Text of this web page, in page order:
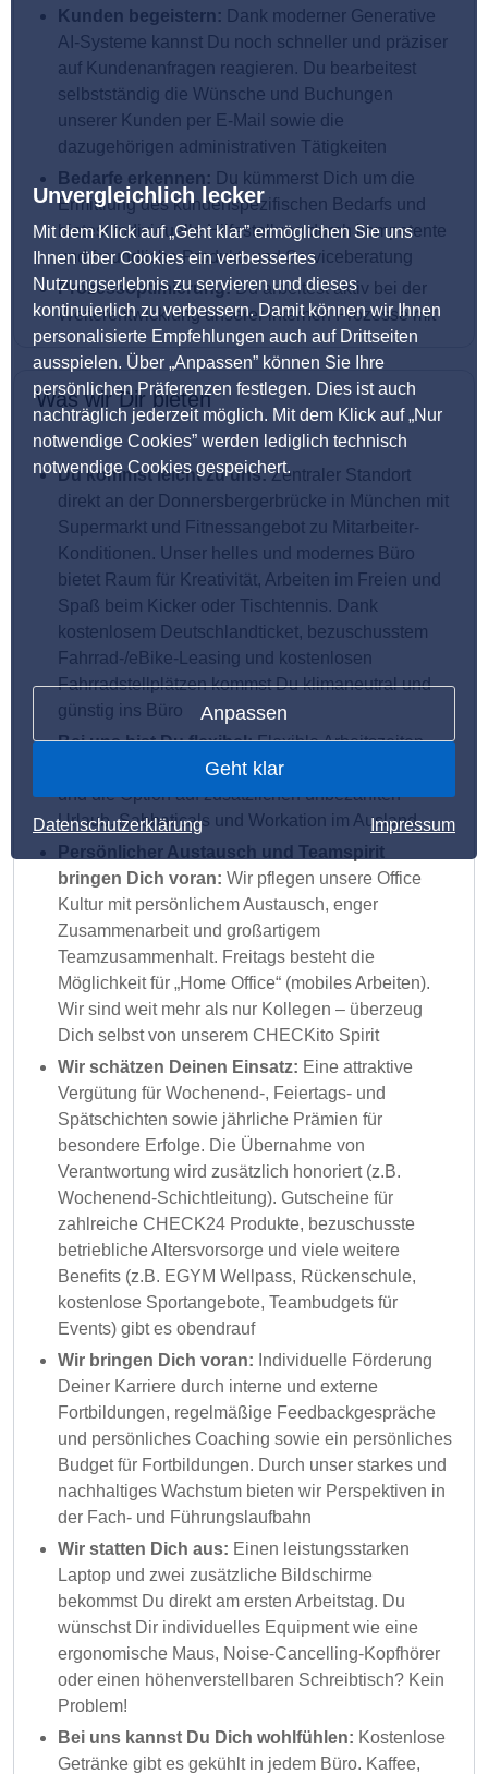
Unvergleichlich lecker
Mit dem Klick auf „Geht klar” ermöglichen Sie uns
Ihnen über Cookies ein verbessertes
Nutzungserlebnis zu servieren und dieses
kontinuierlich zu verbessern. Damit können wir Ihnen
personalisierte Empfehlungen auch auf Drittseiten
ausspielen. Über „Anpassen” können Sie Ihre
persönlichen Präferenzen festlegen. Dies ist auch
nachträglich jederzeit möglich. Mit dem Klick auf „Nur
notwendige Cookies” werden lediglich technisch
notwendige Cookies gespeichert.
Anpassen
Geht klar
Datenschutzerklärung Impressum
Kunden begeistern: Dank moderner Generative
AI-Systeme kannst Du noch schneller und präziser
auf Kundenanfragen reagieren. Du bearbeitest
selbstständig die Wünsche und Buchungen
unserer Kunden per E-Mail sowie die
dazugehörigen administrativen Tätigkeiten
Bedarfe erkennen: Du kümmerst Dich um die
Ermittlung des kundenspezifischen Bedarfs und
bietest individuelle Hilfestellung durch kompetente
und freundliche Produkt- und Serviceberatung
Prozessoptimierung:Du arbeitest aktiv bei der
Weiterentwicklung unserer internen Prozesse mit
Was wir Dir bieten
Du kommst leicht zu uns:Zentraler Standort
direkt an der Donnersbergerbrücke in München mit
Supermarkt und Fitnessangebot zu Mitarbeiter-
Konditionen. Unser helles und modernes Büro
bietet Raum für Kreativität, Arbeiten im Freien und
Spaß beim Kicker oder Tischtennis. Dank
kostenlosem Deutschlandticket, bezuschusstem
Fahrrad-/eBike-Leasing und kostenlosen
Fahrradstellplätzen kommst Du klimaneutral und
günstig ins Büro
Bei uns bist Du flexibel:Flexible Arbeitszeiten,
mehr als 30 Tage Urlaub bei sehr guter Leistung
und die Option auf zusätzlichen unbezahlten
Urlaub, Sabbaticals und Workation im Ausland
Persönlicher Austausch und Teamspirit
bringen Dich voran: Wir pflegen unsere Office
Kultur mit persönlichem Austausch, enger
Zusammenarbeit und großartigem
Teamzusammenhalt. Freitags besteht die
Möglichkeit für „Home Office“ (mobiles Arbeiten).
Wir sind weit mehr als nur Kollegen – überzeug
Dich selbst von unserem CHECKito Spirit
Wir schätzen Deinen Einsatz: Eine attraktive
Vergütung für Wochenend-, Feiertags- und
Spätschichten sowie jährliche Prämien für
besondere Erfolge. Die Übernahme von
Verantwortung wird zusätzlich honoriert (z.B.
Wochenend-Schichtleitung). Gutscheine für
zahlreiche CHECK24 Produkte, bezuschusste
betriebliche Altersvorsorge und viele weitere
Benefits (z.B. EGYM Wellpass, Rückenschule,
kostenlose Sportangebote, Teambudgets für
Events) gibt es obendrauf
Wir bringen Dich voran: Individuelle Förderung
Deiner Karriere durch interne und externe
Fortbildungen, regelmäßige Feedbackgespräche
und persönliches Coaching sowie ein persönliches
Budget für Fortbildungen. Durch unser starkes und
nachhaltiges Wachstum bieten wir Perspektiven in
der Fach- und Führungslaufbahn
Wir statten Dich aus: Einen leistungsstarken
Laptop und zwei zusätzliche Bildschirme
bekommst Du direkt am ersten Arbeitstag. Du
wünschst Dir individuelles Equipment wie eine
ergonomische Maus, Noise-Cancelling-Kopfhörer
oder einen höhenverstellbaren Schreibtisch? Kein
Problem!
Bei uns kannst Du Dich wohlfühlen: Kostenlose
Getränke gibt es gekühlt in jedem Büro. Kaffee,